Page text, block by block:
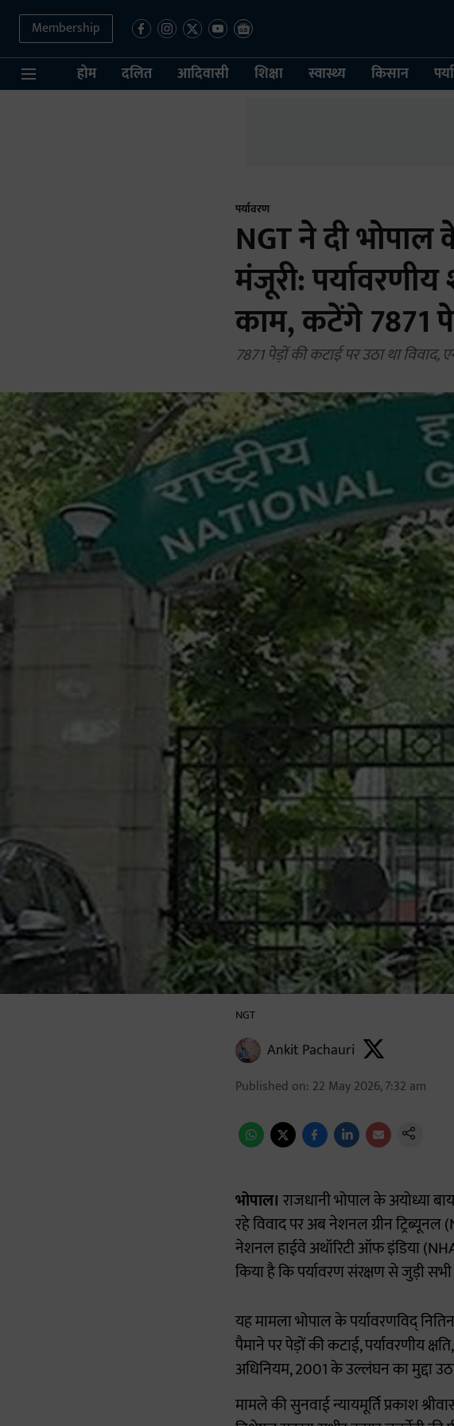
Membership
होम दलित आदिवासी शिक्षा स्वास्थ्य किसान
पर्यावरण
NGT ने दी भोपाल
मंजूरी:
काम, कटेंगे 7871
7871 पेड़ों की कटाई पर उठा था
NGT
Ankit Pachauri
Published on: 22 May 2026, 7:32 am
भोपाल। राजधानी भोपाल के अयोध्या
रहे विवाद पर अब नेशनल ग्रीन
नेशनल हाईवे अथॉरिटी ऑफ इंडिया
किया है कि पर्यावरण संरक्षण से जुड़ी
यह मामला भोपाल के पर्यावरणविद्
पैमाने पर पेड़ों की कटाई, पर्यावरणीय
अधिनियम, 2001 के उल्लंघन का मुद्दा
मामले की सुनवाई न्यायमूर्ति प्रकाश